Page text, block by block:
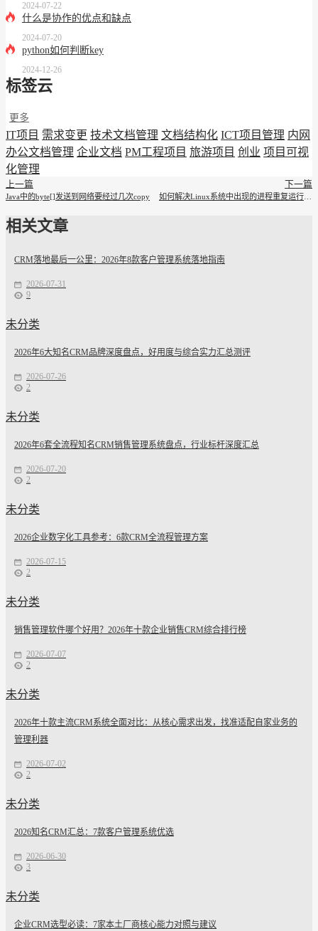
2024-07-22
什么是协作的优点和缺点
2024-07-20
python如何判断key
2024-12-26
标签云
更多
IT项目 需求变更 技术文档管理 文档结构化 ICT项目管理 内网
办公文档管理 企业文档 PM工程项目 旅游项目 创业 项目可视
化管理
上一篇
Java中的byte[]发送到网络要经过几次copy
下一篇
相关文章
CRM落地最后一公里：2026年8款客户管理系统落地指南
2026-07-31
9
未分类
2026年6大知名CRM品牌深度盘点，好用度与综合实力汇总测评
2026-07-26
2
未分类
2026年6套全流程知名CRM销售管理系统盘点，行业标杆深度汇总
2026-07-20
2
未分类
2026企业数字化工具参考：6款CRM全流程管理方案
2026-07-15
2
未分类
销售管理软件哪个好用？2026年十款企业销售CRM综合排行榜
2026-07-07
2
未分类
2026年十款主流CRM系统全面对比：从核心需求出发，找准适配自家业务的
管理利器
2026-07-02
2
未分类
2026知名CRM汇总：7款客户管理系统优选
2026-06-30
3
未分类
企业CRM选型必读：7家本土厂商核心能力对照与建议